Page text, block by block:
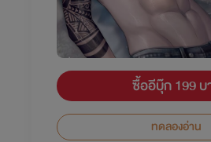
ซื้ออีบุ๊ก 199 บ
ทดลองอ่าน